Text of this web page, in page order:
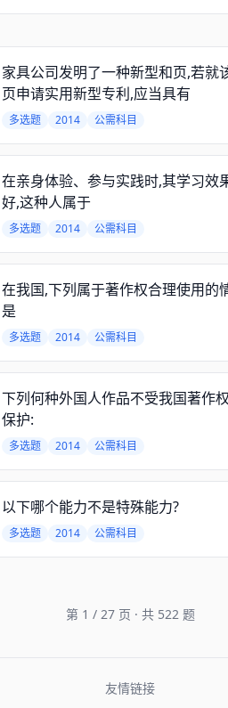
家具公司发明了一种新型和页,若就
页申请实用新型专利,应当具有
多选题 2014 公需科目
在亲身体验、参与实践时,其学习效
好,这种人属于
多选题 2014 公需科目
在我国,下列属于著作权合理使用的
是
多选题 2014 公需科目
下列何种外国人作品不受我国著作
保护:
多选题 2014 公需科目
以下哪个能力不是特殊能力?
多选题 2014 公需科目
第 1 / 27 页 · 共 522 题
友情链接